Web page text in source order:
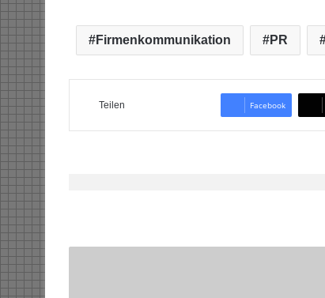
Firmenkommunikation PR
Teilen Facebook